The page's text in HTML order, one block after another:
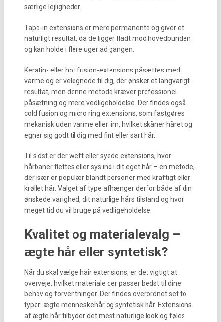
særlige lejligheder.
Tape-in extensions er mere permanente og giver et
naturligt resultat, da de ligger fladt mod hovedbunden
og kan holde i flere uger ad gangen.
Keratin- eller hot fusion-extensions påsættes med
varme og er velegnede til dig, der ønsker et langvarigt
resultat, men denne metode kræver professionel
påsætning og mere vedligeholdelse. Der findes også
cold fusion og micro ring extensions, som fastgøres
mekanisk uden varme eller lim, hvilket skåner håret og
egner sig godt til dig med fint eller sart hår.
Til sidst er der weft eller syede extensions, hvor
hårbaner flettes eller sys ind i dit eget hår – en metode,
der især er populær blandt personer med kraftigt eller
krøllet hår. Valget af type afhænger derfor både af din
ønskede varighed, dit naturlige hårs tilstand og hvor
meget tid du vil bruge på vedligeholdelse.
Kvalitet og materialevalg –
ægte hår eller syntetisk?
Når du skal vælge hair extensions, er det vigtigt at
overveje, hvilket materiale der passer bedst til dine
behov og forventninger. Der findes overordnet set to
typer: ægte menneskehår og syntetisk hår. Extensions
af ægte hår tilbyder det mest naturlige look og føles